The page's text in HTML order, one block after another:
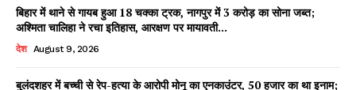
Facebook
X WhatsApp
Share
बिहार में थाने से गायब हुआ 18 चक्का ट्रक, नागपुर में 3 करोड़ का सोना जब्त;
अश्मिता चालिहा ने रचा इतिहास, आरक्षण पर मायावती...
देश August 9, 2026
बुलंदशहर में बच्ची से रेप-हत्या के आरोपी मोनू का एनकाउंटर, 50 हजार का था इनाम;